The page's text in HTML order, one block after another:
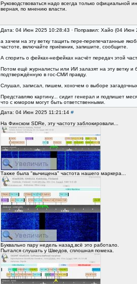
Руководствоваться надо всегда только официальной
верная, по мнению власти.
Дата: 04 Июн 2025 10:28:43 · Поправил: Хайо (04 Июн
а зачем на эту ветку тащить пере-перепечатанные
частоте, включайте приёмник, запишите, сообщите.
А спорить о фейках-нефейках насчёт передач этой
Потом ещё журналисты или ИИ залазят на эту ветку
подтверждённую в гос-СМИ правду.
Слушал, записал, пишем, хохочем о выборе
Представляю картину... сидит генерал и подпишет
что с юмором могут быть ответственными.
Дата: 04 Июн 2025 11:21:14 #
На Финском SDRе, эту частоту заблокировали...
Также была "вычищена" частота нашего маркера...
Буквально пару недель назад,всё это работало.
Пытался слушать у Шведов, сплошная помеха.